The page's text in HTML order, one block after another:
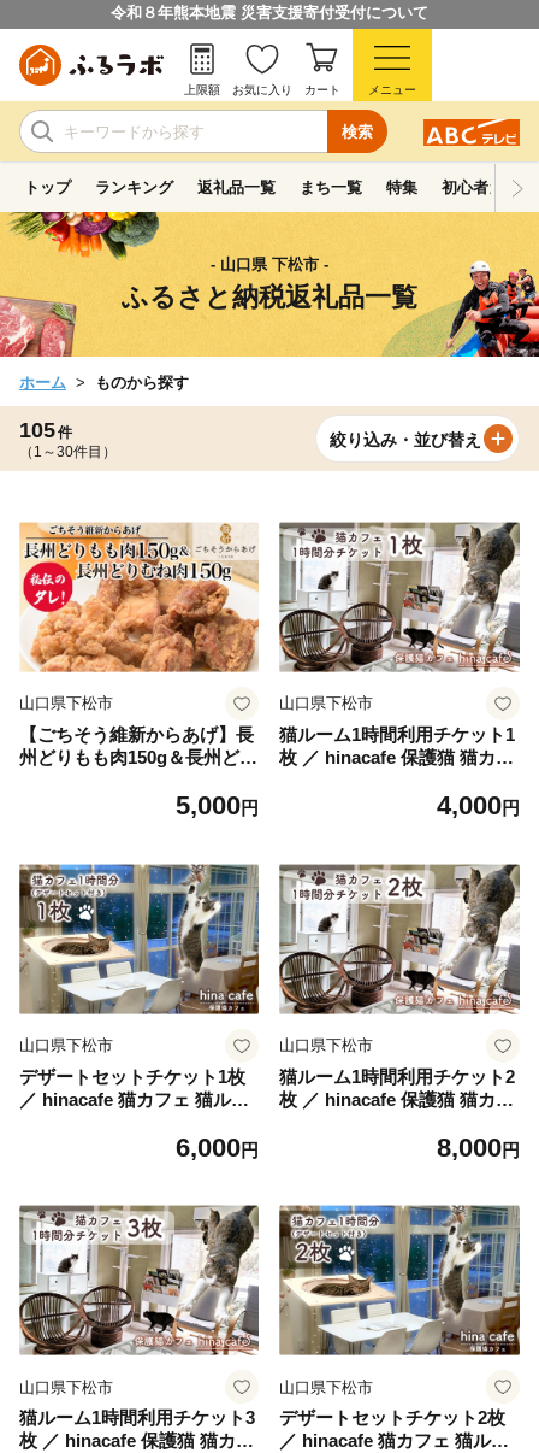
令和８年熊本地震 災害支援寄付受付について
検索
上限額 お気に入り カート メニュー
トップ ランキング 返礼品一覧 まち一覧 特集 初心者ガイド
- 山口県 下松市 -
ふるさと納税返礼品一覧
ホーム ものから探す
105件
（1～30件目）
絞り込み・並び替え
山口県下松市
【ごちそう維新からあげ】長
州どりもも肉150g＆長州どり
国産どり 簡単調理 レンジ調
理 鶏もも肉 鶏むね肉 ジュー
シー 山口県 夕食 ご当地グル
メ 惣菜 おつまみ ボリューム
満点 揚げ物 No.199
5,000円
山口県下松市
猫ルーム1時間利用チケット1
枚 ／ hinacafe 保護猫 猫カフ
好き 癒し体験 動物カフェ 猫
トスポット おでかけ体験 一
人時間 リラックスタイム フ
リードリンク チケット 体験
型ギフト 動物好き 山口県 N
o.200
4,000円
山口県下松市
デザートセットチケット1枚
／ hinacafe 猫カフェ 猫ルー
ートセット カフェタイム ス
体験 写真撮影 デートスポッ
ト おでかけ体験 一人時間 リ
ラックスタイム チケット 体
験型ギフト 猫好き向け 山口
県 No.201
6,000円
山口県下松市
猫ルーム1時間利用チケット2
枚 ／ hinacafe 保護猫 猫カフ
好き 癒し体験 動物カフェ 猫
トスポット おでかけ体験 一
人時間 リラックスタイム フ
リードリンク チケット 体験
型ギフト 動物好き 山口県 N
o.202
8,000円
山口県下松市
猫ルーム1時間利用チケット3
枚 ／ hinacafe 保護猫 猫カフ
山口県下松市
デザートセットチケット2枚
／ hinacafe 猫カフェ 猫ルー